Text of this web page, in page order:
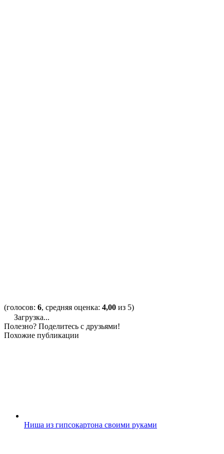
(голосов: 6, средняя оценка: 4,00 из 5)
Загрузка...
Полезно? Поделитесь с друзьями!
Похожие публикации
Ниша из гипсокартона своими руками